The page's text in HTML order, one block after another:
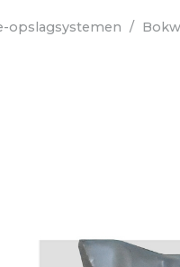
opslagsystemen /